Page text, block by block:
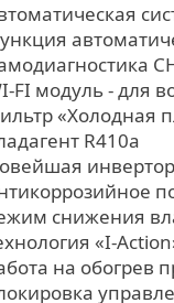
FI модуль - для
«Холодная
R410а
снижения
«I-
на обогрев